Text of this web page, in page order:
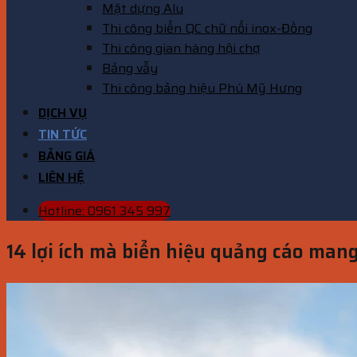
Mặt dựng Alu
Thi công biển QC chữ nổi inox-Đồng
Thi công gian hàng hội chợ
Bảng vẫy
Thi công bảng hiệu Phú Mỹ Hưng
DỊCH VỤ
TIN TỨC
BẢNG GIÁ
LIÊN HỆ
Hotline: 0961 345 997
14 lợi ích mà biển hiệu quảng cáo